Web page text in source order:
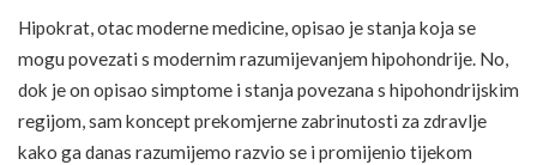
Hipokrat, otac moderne medicine, opisao je stanja koja se
mogu povezati s modernim razumijevanjem hipohondrije. No,
dok je on opisao simptome i stanja povezana s hipohondrijskim
regijom, sam koncept prekomjerne zabrinutosti za zdravlje
kako ga danas razumijemo razvio se i promijenio tijekom